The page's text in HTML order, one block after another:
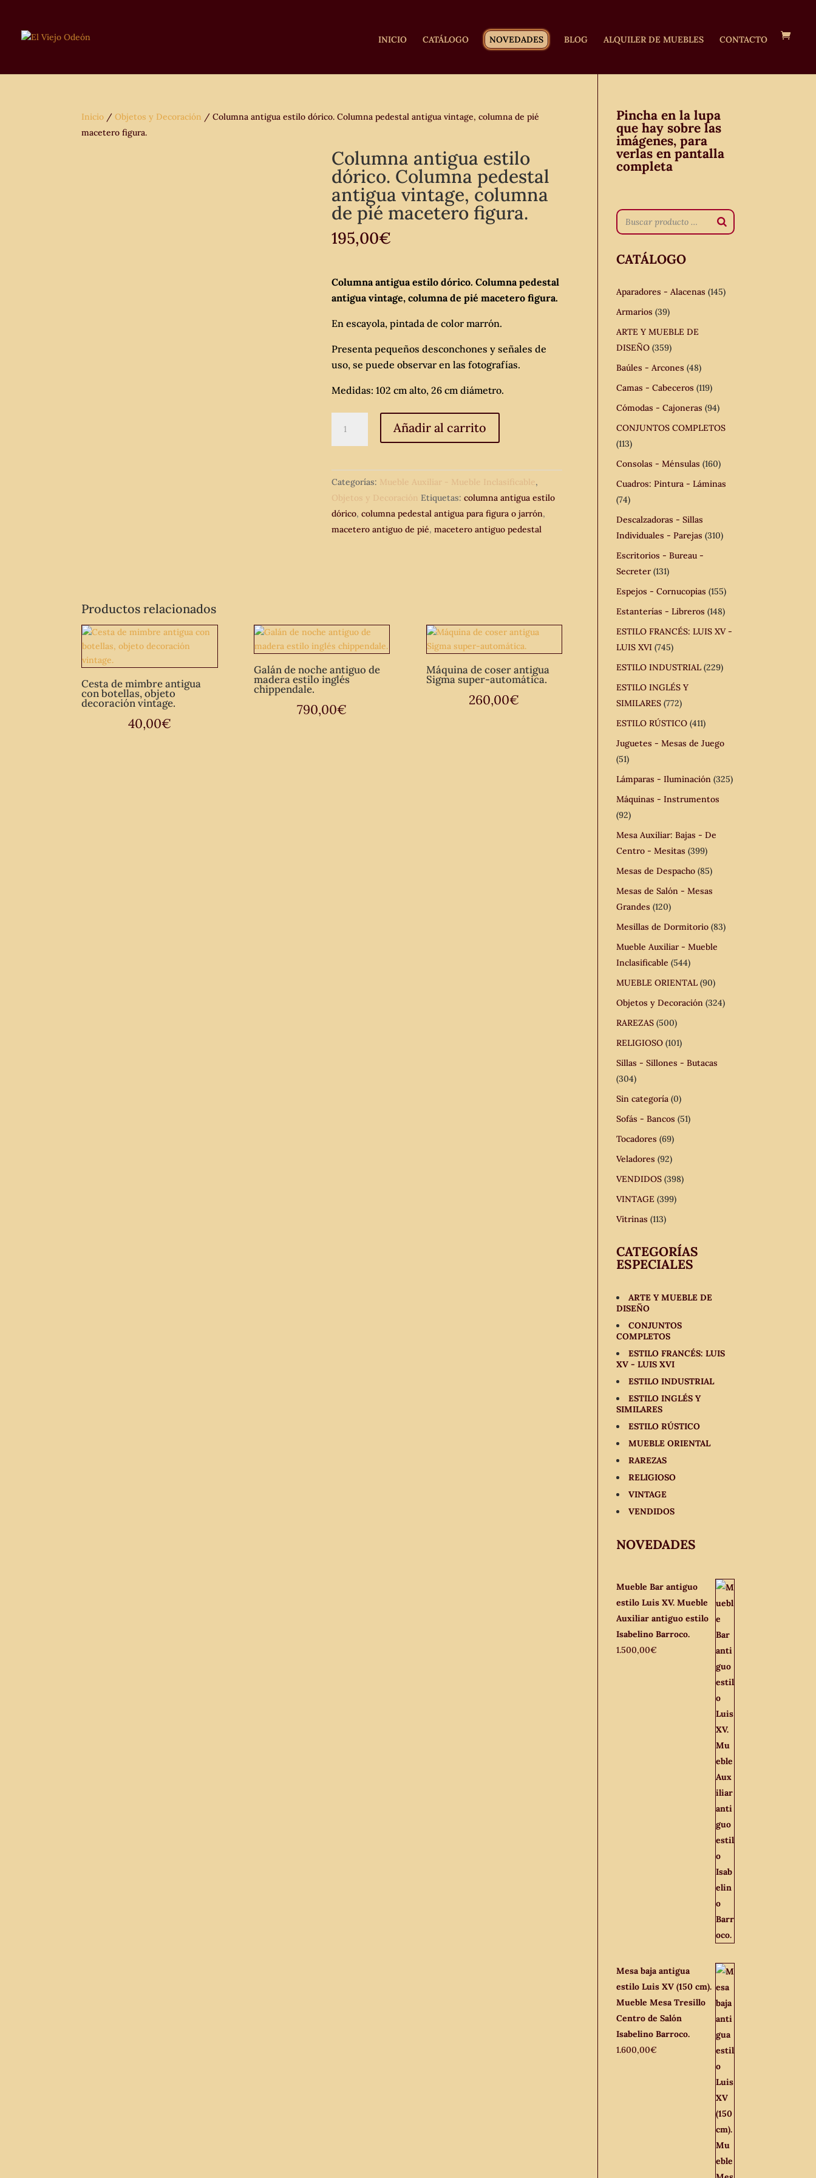
INICIO CATÁLOGO NOVEDADES BLOG ALQUILER DE MUEBLES CONTACTO
Inicio /Objetos y Decoración / Columna antigua estilo dórico. Columna pedestal antigua vintage, columna de pié
macetero figura.
Columna antigua estilo
dórico. Columna pedestal
antigua vintage, columna
de pié macetero figura.
195,00€
Columna antigua estilo dórico. Columna pedestal
antigua vintage, columna de pié macetero figura.
En escayola, pintada de color marrón.
Presenta pequeños desconchones y señales de
uso, se puede observar en las fotografías.
Medidas: 102 cm alto, 26 cm diámetro.
antigua
dórico.
Columna
pedestal
antigua
vintage,
cantidad
Añadir al carrito
Categorías: Mueble Auxiliar - Mueble Inclasificable,
Objetos y Decoración Etiquetas:columna antigua estilo
dórico,columna pedestal antigua para figura o jarrón,
macetero antiguo de pié,macetero antiguo pedestal
Productos relacionados
Cesta de mimbre antigua
con botellas, objeto
decoración vintage.
40,00€
Galán de noche antiguo de
madera estilo inglés
chippendale.
790,00€
Máquina de coser antigua
Sigma super-automática.
260,00€
Pincha en la lupa
que hay sobre las
imágenes, para
verlas en pantalla
completa
CATÁLOGO
Aparadores - Alacenas (145)
Armarios (39)
ARTE Y MUEBLE DE
DISEÑO (359)
Baúles - Arcones (48)
Camas - Cabeceros (119)
Cómodas - Cajoneras (94)
CONJUNTOS COMPLETOS
(113)
Consolas - Ménsulas (160)
Cuadros: Pintura - Láminas
(74)
Descalzadoras - Sillas
Individuales - Parejas (310)
Escritorios - Bureau -
Secreter (131)
Espejos - Cornucopias (155)
Estanterías - Libreros (148)
ESTILO FRANCÉS: LUIS XV -
LUIS XVI (745)
ESTILO INDUSTRIAL (229)
ESTILO INGLÉS Y
SIMILARES (772)
ESTILO RÚSTICO (411)
Juguetes - Mesas de Juego
(51)
Lámparas - Iluminación (325)
Máquinas - Instrumentos
(92)
Mesa Auxiliar: Bajas - De
Centro - Mesitas (399)
Mesas de Despacho (85)
Mesas de Salón - Mesas
Grandes (120)
Mesillas de Dormitorio (83)
Mueble Auxiliar - Mueble
Inclasificable (544)
MUEBLE ORIENTAL (90)
Objetos y Decoración (324)
RAREZAS (500)
RELIGIOSO (101)
Sillas - Sillones - Butacas
(304)
Sin categoría (0)
Sofás - Bancos (51)
Tocadores (69)
Veladores (92)
VENDIDOS (398)
VINTAGE (399)
Vitrinas (113)
CATEGORÍAS
ESPECIALES
ARTE Y MUEBLE DE
DISEÑO
CONJUNTOS
COMPLETOS
ESTILO FRANCÉS: LUIS
XV - LUIS XVI
ESTILO INDUSTRIAL
ESTILO INGLÉS Y
SIMILARES
ESTILO RÚSTICO
MUEBLE ORIENTAL
RAREZAS
RELIGIOSO
VINTAGE
VENDIDOS
NOVEDADES
Mueble Bar antiguo
estilo Luis XV. Mueble
Auxiliar antiguo estilo
Isabelino Barroco.
1.500,00€
Mesa baja antigua
estilo Luis XV (150 cm).
Mueble Mesa Tresillo
Centro de Salón
Isabelino Barroco.
1.600,00€